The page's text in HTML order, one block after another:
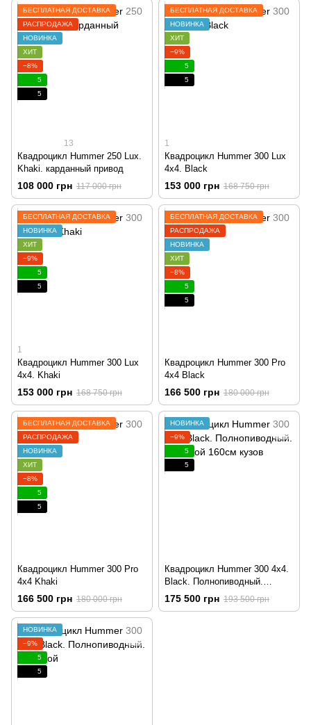
БЕСПЛАТНАЯ ДОСТАВКА
РАСПРОДАЖА
НОВИНКА
ХИТ
−8%
5
5
13
Квадроцикл Hummer 250 Lux.
Khaki. карданный привод
108 000 грн 117 000 грн
БЕСПЛАТНАЯ ДОСТАВКА
НОВИНКА
ХИТ
−9%
5
5
1
Квадроцикл Hummer 300 Lux
4x4. Black
153 000 грн 168 750 грн
БЕСПЛАТНАЯ ДОСТАВКА
НОВИНКА
ХИТ
−9%
5
5
1
Квадроцикл Hummer 300 Lux
4x4. Khaki
153 000 грн 168 750 грн
БЕСПЛАТНАЯ ДОСТАВКА
РАСПРОДАЖА
НОВИНКА
ХИТ
−8%
5
5
Квадроцикл Hummer 300 Pro
4x4 Black
166 500 грн 180 000 грн
БЕСПЛАТНАЯ ДОСТАВКА
РАСПРОДАЖА
НОВИНКА
ХИТ
−8%
5
5
Квадроцикл Hummer 300 Pro
4x4 Khaki
166 500 грн 180 000 грн
НОВИНКА
−9%
5
5
Квадроцикл Hummer 300 4x4.
Black. Полнопиводный.
Грузовой 160см кузов
175 500 грн 193 500 грн
НОВИНКА
−9%
5
5